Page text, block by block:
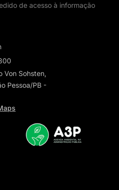
de acesso à informação
Von Sohsten,
Pessoa/PB -